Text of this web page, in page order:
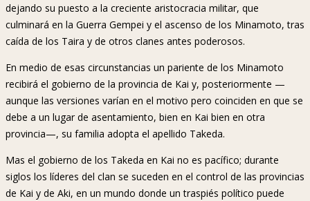
dejando su puesto a la creciente aristocracia militar, que
culminará en la Guerra Gempei y el ascenso de los Minamoto, tras
caída de los Taira y de otros clanes antes poderosos.
En medio de esas circunstancias un pariente de los Minamoto
recibirá el gobierno de la provincia de Kai y, posteriormente —
aunque las versiones varían en el motivo pero coinciden en que se
debe a un lugar de asentamiento, bien en Kai bien en otra
provincia—, su familia adopta el apellido Takeda.
Mas el gobierno de los Takeda en Kai no es pacífico; durante
siglos los líderes del clan se suceden en el control de las provincias
de Kai y de Aki, en un mundo donde un traspiés político puede